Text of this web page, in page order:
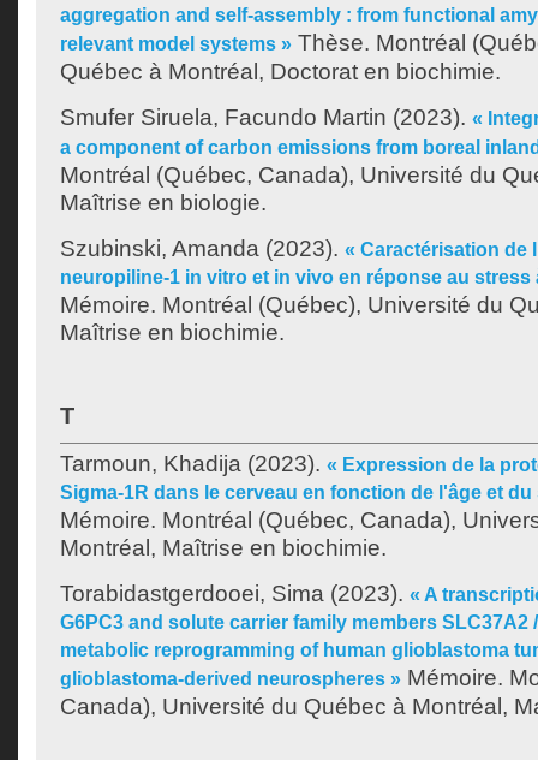
aggregation and self-assembly : from functional
relevant model systems » Thèse. Montréal
Québec à Montréal, Doctorat en biochimie.
Smufer Siruela, Facundo Martin (2023). «
a component of carbon emissions from boreal
Montréal (Québec, Canada), Université du
Maîtrise en biologie.
Szubinski, Amanda (2023). « Caractérisation de
neuropiline-1 in vitro et in vivo en réponse au stress
Mémoire. Montréal (Québec), Université du
Maîtrise en biochimie.
T
Tarmoun, Khadija (2023). « Expression de la
Sigma-1R dans le cerveau en fonction de l'âge et
Mémoire. Montréal (Québec, Canada),
Montréal, Maîtrise en biochimie.
Torabidastgerdooei, Sima (2023). « A
G6PC3 and solute carrier family members SLC37A2
metabolic reprogramming of human glioblastoma
glioblastoma-derived neurospheres » Mémoire.
Canada), Université du Québec à Montréal,